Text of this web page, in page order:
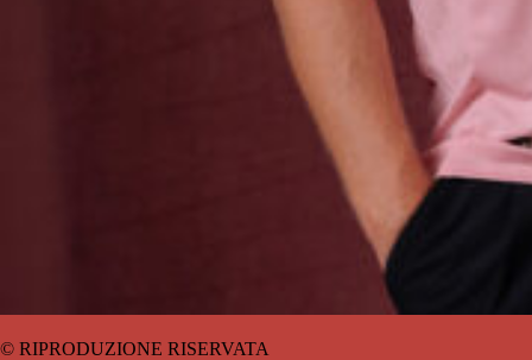
© RIPRODUZIONE RISERVATA